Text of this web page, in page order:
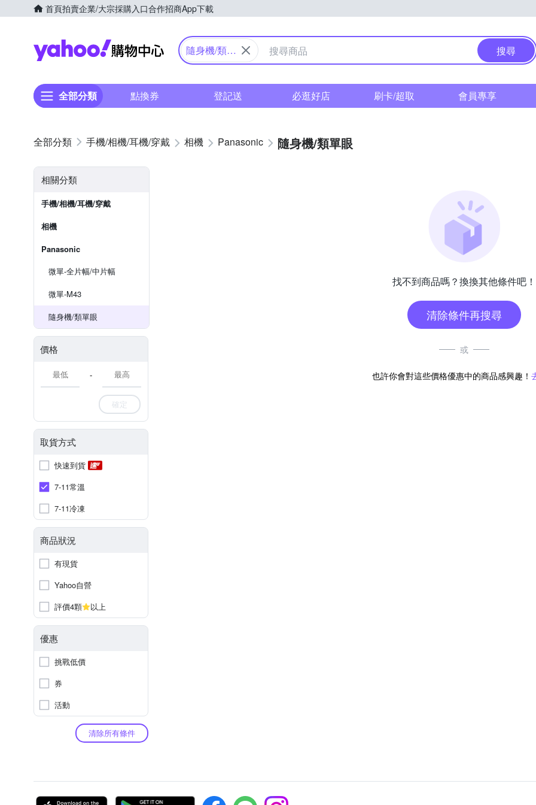
首頁拍賣企業/大宗採購入口合作招商App下載
Yahoo購物中心
隨身機/類單
搜尋
全部分類 點換券 登記送 必逛好店 刷卡/超取 會員專享
手機/相機/耳機/穿戴 相機 Panasonic 隨身機/類單眼
相關分類
手機/相機/耳機/穿戴
相機
Panasonic
微單-全片幅/中片幅
微單-M43
隨身機/類單眼
價格
-
確定
取貨方式
快速到貨
7-11常溫
7-11冷凍
商品狀況
有現貨
Yahoo自營
評價4顆
以上
優惠
挑戰低價
券
活動
清除所有條件
找不到商品嗎？換換其他條件吧！
清除條件再搜尋
或
也許你會對這些價格優惠中的商品感興趣！